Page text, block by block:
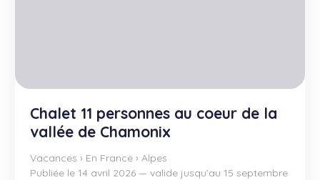
Chalet 11 personnes au coeur de la
vallée de Chamonix
Vacances › En France › Alpes
Publiée le 14 avril 2026 — valide jusqu’au 15 septembre